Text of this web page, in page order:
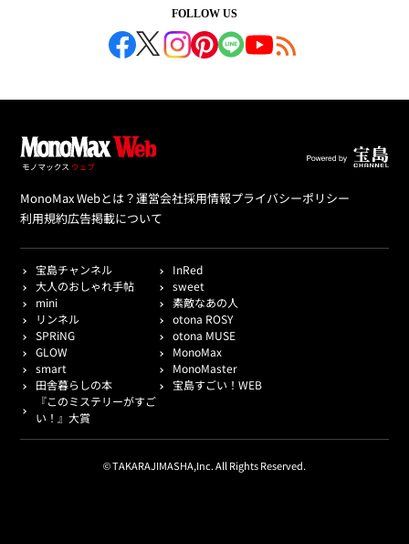
FOLLOW US
MonoMax Webとは？運営会社採用情報プライバシーポリシー
利用規約広告掲載について
宝島チャンネル
InRed
大人のおしゃれ手帖
sweet
mini
素敵なあの人
リンネル
otona ROSY
SPRiNG
otona MUSE
GLOW
MonoMax
smart
MonoMaster
田舎暮らしの本
宝島すごい！WEB
『このミステリーがすご
い！』大賞
© TAKARAJIMASHA,Inc. All Rights Reserved.